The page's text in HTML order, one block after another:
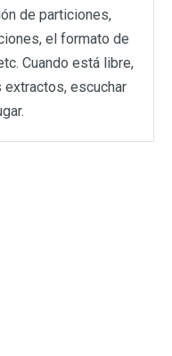
de particiones,
el formato de
Cuando está libre,
extractos, escuchar